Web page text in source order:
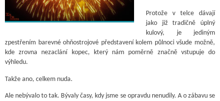
Protože v telce dávají
jako již tradičně úplný
kulový, je jediným
zpestřením barevné ohňostrojové představení kolem půlnoci všude možně,
kde zrovna nezaclání kopec, který nám poměrně značně vstupuje do
výhledu.
Takže ano, celkem nuda.
Ale nebývalo to tak. Bývaly časy, kdy jsme se opravdu nenudily. A o zábavu se